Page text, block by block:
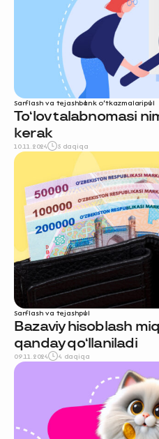
Sarflash va tejashbank o‘tkazmalaripul
To‘lov talabnomasi
kerak
10.11.2024 5 daqiqa
Sarflash va tejashpul
Bazaviy hisoblash
qanday qo‘llaniladi
09.11.2024 4 daqiqa